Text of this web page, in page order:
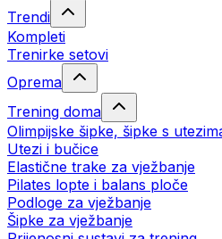
Trendi
Kompleti
Trenirke setovi
Oprema
Trening doma
Olimpijske šipke, šipke s
Utezi i bučice
Elastične trake za vježbanje
Pilates lopte i balans ploče
Podloge za vježbanje
Šipke za vježbanje